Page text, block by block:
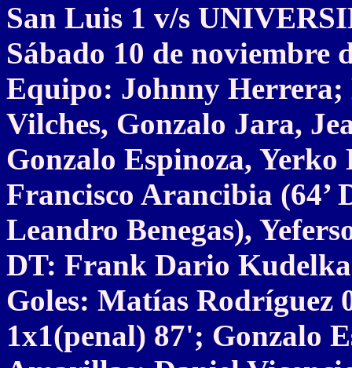
San Luis 1 v/s
Sábado 10 de noviembre
Equipo: Johnny
Vilches, Gonzalo Jara,
Gonzalo Espinoza,
Francisco Arancibia (64’
Leandro Benegas),
DT: Frank Dario
Goles: Matías Rodríguez
1x1(penal) 87'; Gonzalo